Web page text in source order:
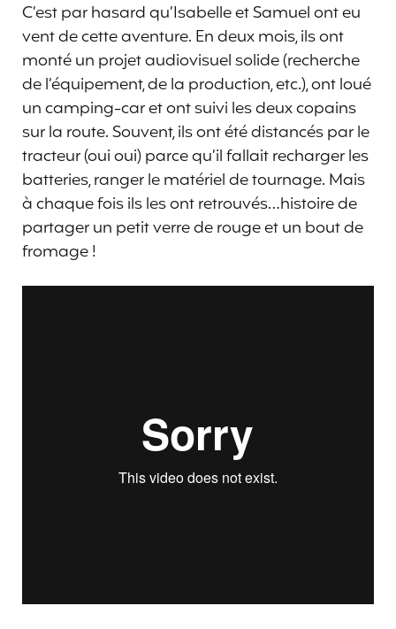
C’est par hasard qu’Isabelle et Samuel ont eu
vent de cette aventure. En deux mois, ils ont
monté un projet audiovisuel solide (recherche
de l’équipement, de la production, etc.), ont loué
un camping-car et ont suivi les deux copains
sur la route. Souvent, ils ont été distancés par le
tracteur (oui oui) parce qu’il fallait recharger les
batteries, ranger le matériel de tournage. Mais
à chaque fois ils les ont retrouvés…histoire de
partager un petit verre de rouge et un bout de
fromage !